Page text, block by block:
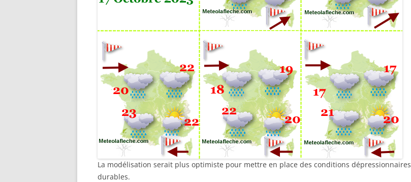
La modélisation serait plus optimiste pour mettre en place des conditions dépressionnaires
durables.